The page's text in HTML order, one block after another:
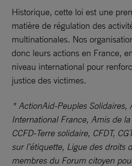
Historique, cette loi est une
matière de régulation des
multinationales. Nos
donc leurs actions en France,
niveau international pour
justice des victimes.
* ActionAid-Peuples Solidaires,
International France, Amis de la
CCFD-Terre solidaire, CFDT,
sur l’étiquette, Ligue des droits
membres du Forum citoyen